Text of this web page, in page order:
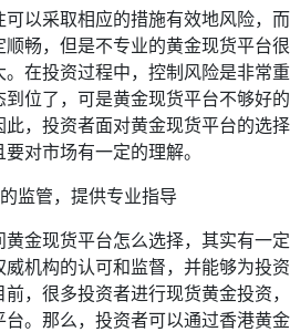
以采取相应的措施有效地风险，而
畅，但是不专业的黄金现货平台很
在投资过程中，控制风险是非常重
位了，可是黄金现货平台不够好的
，投资者面对黄金现货平台的选择
对市场有一定的理解。
监管，提供专业指导
金现货平台怎么选择，其实有一定
机构的认可和监督，并能够为投资
，很多投资者进行现货黄金投资，
。那么，投资者可以通过香港黄金